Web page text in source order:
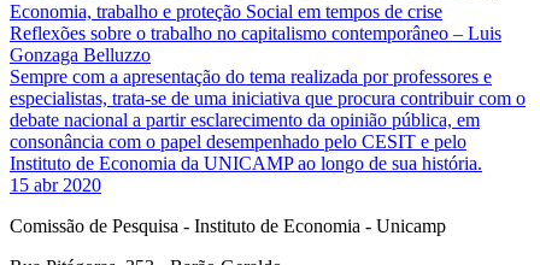
Economia, trabalho e proteção Social em tempos de crise
Reflexões sobre o trabalho no capitalismo contemporâneo – Luis
Gonzaga Belluzzo
Sempre com a apresentação do tema realizada por professores e
especialistas, trata-se de uma iniciativa que procura contribuir com o
debate nacional a partir esclarecimento da opinião pública, em
consonância com o papel desempenhado pelo CESIT e pelo
Instituto de Economia da UNICAMP ao longo de sua história.
15 abr 2020
Comissão de Pesquisa - Instituto de Economia - Unicamp